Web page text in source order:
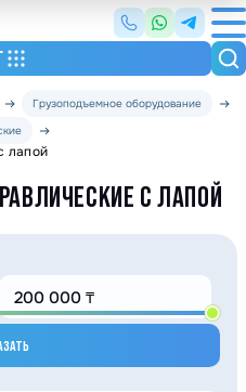
Грузоподъемное оборудование
лапой
С ЛАПОЙ